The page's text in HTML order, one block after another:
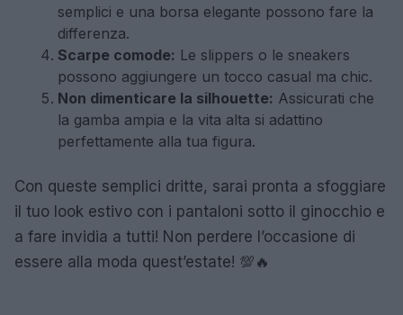
semplici e una borsa elegante possono fare la
differenza.
Scarpe comode: Le slippers o le sneakers
possono aggiungere un tocco casual ma chic.
Non dimenticare la silhouette: Assicurati che
la gamba ampia e la vita alta si adattino
perfettamente alla tua figura.
Con queste semplici dritte, sarai pronta a sfoggiare
il tuo look estivo con i pantaloni sotto il ginocchio e
a fare invidia a tutti! Non perdere l’occasione di
essere alla moda quest’estate! 💯🔥